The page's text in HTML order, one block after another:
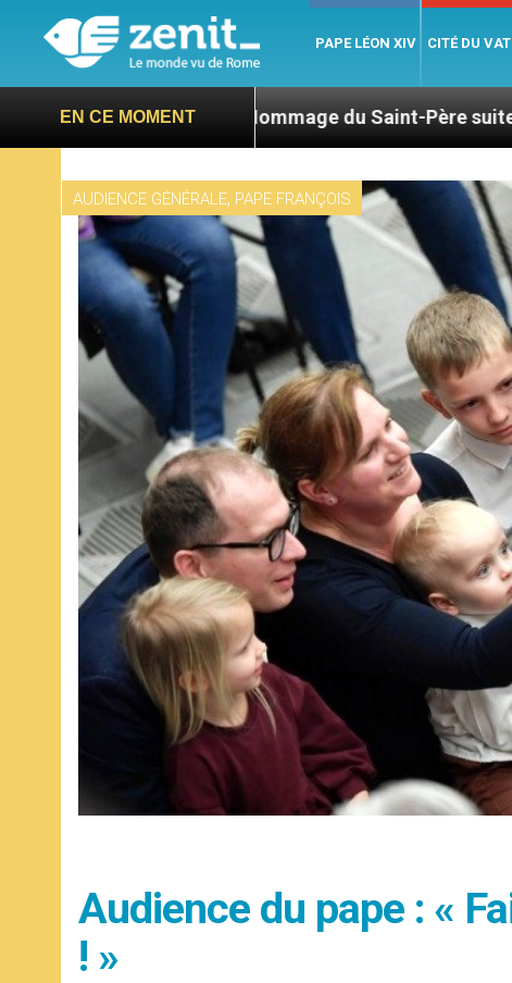
PAPE LÉON XIV CITÉ DU
EN CE MOMENT
Hommage du Saint-Père suite au décès du
AUDIENCE GÉNÉRALE, PAPE FRANÇOIS
Audience du pape : «
! »